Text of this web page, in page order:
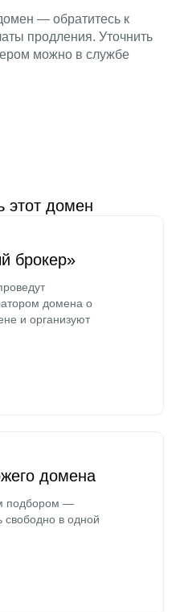
— обратитесь к
продления. Уточнить
можно в службе
этот домен
брокер»
домена о
и организуют
домена
подбором —
в одной